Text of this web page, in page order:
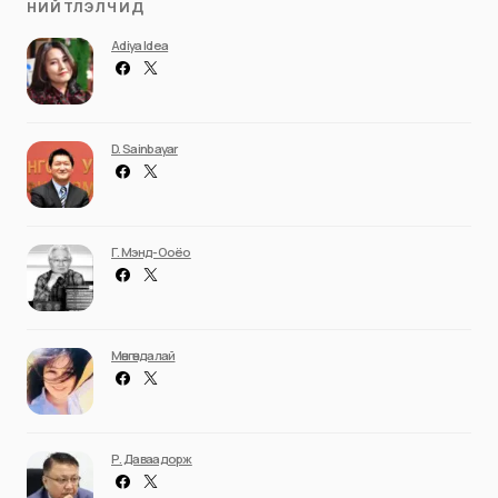
НИЙТЛЭЛЧИД
Adiya Idea
D. Sainbayar
Г. Мэнд-Ооёо
Мөнгөндалай
Р. Даваадорж